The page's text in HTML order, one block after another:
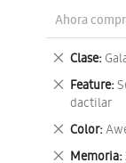
Ahora
Clase
Eliminar
este
artículo
Feature
dactilar
Eliminar
este
artículo
Color
Eliminar
este
Memoria
Eliminar